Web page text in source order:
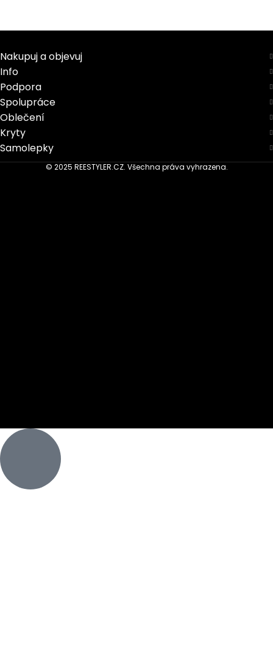
Nakupuj a objevuj
Info
Podpora
Spolupráce
Oblečení
Kryty
Samolepky
© 2025 REESTYLER.CZ. Všechna práva vyhrazena.